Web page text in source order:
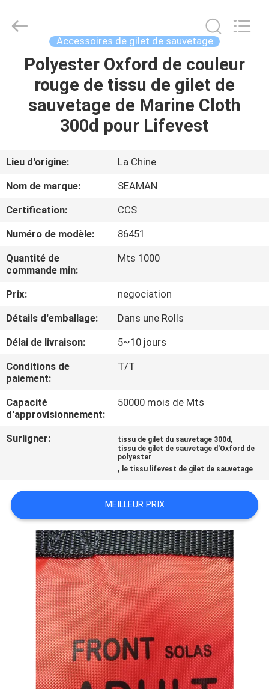
MAISON
PRODUITS
AU
DE
NOUS
VISITE
D'USINE
CONTRÔLE
DE
QUALITÉ
COMPANY
NEWS
DU
SITE
PRIVACY
POLICY
Marine
Co.,Ltd..
Reserved.
Accessoires de gilet de sauvetage
Polyester Oxford de couleur
rouge de tissu de gilet de
sauvetage de Marine Cloth
300d pour Lifevest
Lieu d'origine:
La Chine
Nom de marque:
SEAMAN
Certification:
CCS
Numéro de modèle:
86451
Quantité de
commande min:
Mts 1000
Prix:
negociation
Détails d'emballage:
Dans une Rolls
Délai de livraison:
5~10 jours
Conditions de
paiement:
T/T
Capacité
d'approvisionnement:
50000 mois de Mts
Surligner: tissu de gilet du sauvetage 300d ,
tissu de gilet de sauvetage d'Oxford de
polyester
, le tissu lifevest de gilet de sauvetage
MEILLEUR PRIX